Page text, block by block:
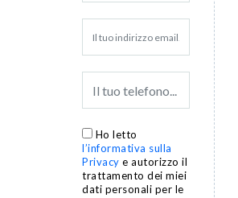
Ho letto
l’informativa sulla
Privacy e autorizzo il
trattamento dei miei
dati personali per le